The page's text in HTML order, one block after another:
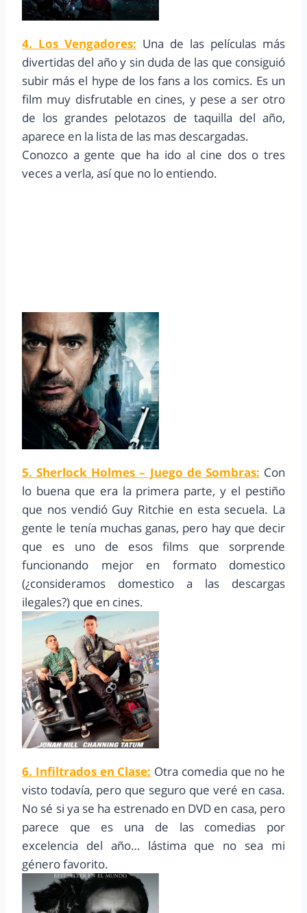
4. Los Vengadores: Una de las películas más
divertidas del año y sin duda de las que consiguió
subir más el hype de los fans a los comics. Es un
film muy disfrutable en cines, y pese a ser otro
de los grandes pelotazos de taquilla del año,
aparece en la lista de las mas descargadas.
Conozco a gente que ha ido al cine dos o tres
veces a verla, así que no lo entiendo.
5. Sherlock Holmes – Juego de Sombras: Con
lo buena que era la primera parte, y el pestiño
que nos vendió Guy Ritchie en esta secuela. La
gente le tenía muchas ganas, pero hay que decir
que es uno de esos films que sorprende
funcionando mejor en formato domestico
(¿consideramos domestico a las descargas
ilegales?) que en cines.
6. Infiltrados en Clase: Otra comedia que no he
visto todavía, pero que seguro que veré en casa.
No sé si ya se ha estrenado en DVD en casa, pero
parece que es una de las comedias por
excelencia del año… lástima que no sea mi
género favorito.